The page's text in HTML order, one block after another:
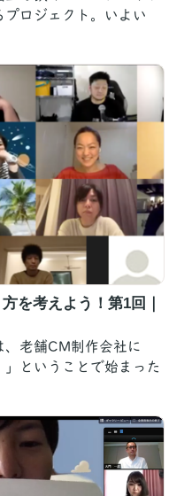
ロジェクト。いよい
を考えよう！第1回｜
、老舗CM制作会社に
」ということで始まった